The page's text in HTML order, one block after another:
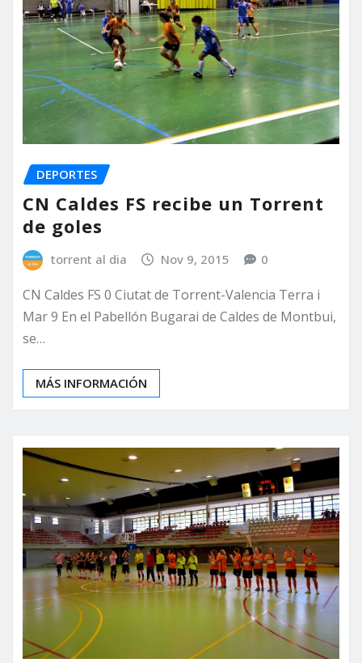
DEPORTES
CN Caldes FS recibe un Torrent
de goles
torrent al dia Nov 9, 2015 0
CN Caldes FS 0 Ciutat de Torrent-Valencia Terra i
Mar 9 En el Pabellón Bugarai de Caldes de Montbui,
se…
MÁS INFORMACIÓN